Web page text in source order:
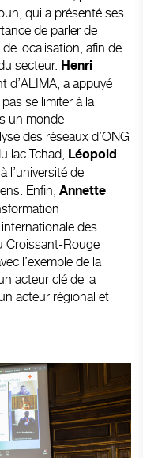
qui a présenté ses
de parler de
localisation, afin de
secteur. Henri
d’ALIMA, a appuyé
se limiter à la
un monde
des réseaux d’ONG
lac Tchad, Léopold
l’université de
Enfin, Annette
des
Croissant-Rouge
l’exemple de la
acteur clé de la
acteur régional et